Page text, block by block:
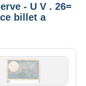
- U V . 26=
ce billet a